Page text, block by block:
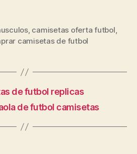
, camisetas oferta futbol,
camisetas de futbol
de futbol replicas
de futbol camisetas